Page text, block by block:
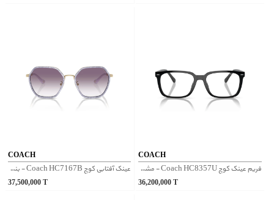
COACH
عینک آفتابی کوچ Coach HC7167B - بنفش
37,500,000T
COACH
فریم عینک کوچ Coach HC8357U - مشکی
36,200,000 T